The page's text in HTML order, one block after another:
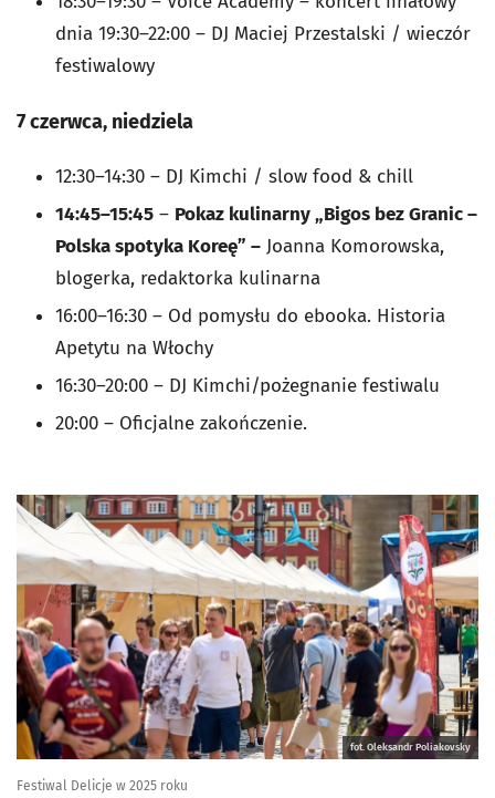
dnia 19:30–22:00 – DJ Maciej Przestalski / wieczór
festiwalowy
7 czerwca, niedziela
12:30–14:30 – DJ Kimchi / slow food & chill
14:45–15:45 – Pokaz kulinarny „Bigos bez Granic –
Polska spotyka Koreę” – Joanna Komorowska,
blogerka, redaktorka kulinarna
16:00–16:30 – Od pomysłu do ebooka. Historia
Apetytu na Włochy
16:30–20:00 – DJ Kimchi/pożegnanie festiwalu
20:00 – Oficjalne zakończenie.
fot. Oleksandr Poliakovsky
Festiwal Delicje w 2025 roku